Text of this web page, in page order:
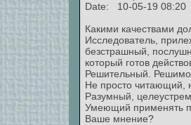
Date: 10-05-19 08:20
Какими качествами
Исследователь,
безстрашный,
который готов
Решительный.
Не просто читающий,
Разумный,
Умеющий применять
Ваше мнение?